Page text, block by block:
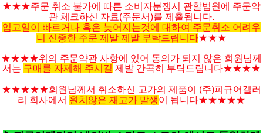
★★★주문 취소 불가에 따른 소비자분쟁시 관할법원에 주문약
관 체크하신 자료(주문서)를 제출됩니다.
입고일이 빠르거나 혹은 늦어지는것에 대하여 주문취소 어려우
니 신중한 주문 제발 제발 부탁드립니다★★★
★★★★위의 주문약관 사항에 있어 동의가 되지 않은 회원님께
서는 구매를 자제해 주시길 제발 간곡히 부탁드립니다★★★★
★★★★★회원님께서 취소하신 고가의 제품이 (주)피규어갤러
리 회사에서 원치않은 재고가 발생이 됩니다★★★★★